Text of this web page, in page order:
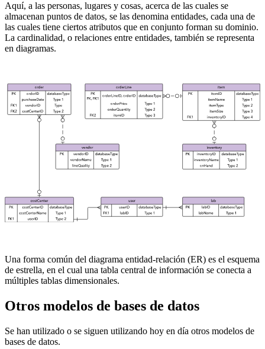
Aquí, a las personas, lugares y cosas, acerca de las cuales se
almacenan puntos de datos, se las denomina entidades, cada una de
las cuales tiene ciertos atributos que en conjunto forman su dominio.
La cardinalidad, o relaciones entre entidades, también se representa
en diagramas.
Una forma común del diagrama entidad-relación (ER) es el esquema
de estrella, en el cual una tabla central de información se conecta a
múltiples tablas dimensionales.
Otros modelos de bases de datos
Se han utilizado o se siguen utilizando hoy en día otros modelos de
bases de datos.